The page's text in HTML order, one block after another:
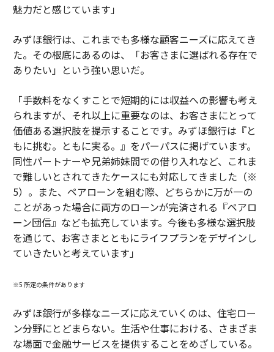
魅力だと感じています」
みずほ銀行は、これまでも多様な顧客ニーズに応えてき
た。その根底にあるのは、「お客さまに選ばれる存在で
ありたい」という強い思いだ。
「手数料をなくすことで短期的には収益への影響も考え
られますが、それ以上に重要なのは、お客さまにとって
価値ある選択肢を提示することです。みずほ銀行は『と
もに挑む。ともに実る。』をパーパスに掲げています。
同性パートナーや兄弟姉妹間での借り入れなど、これま
で難しいとされてきたケースにも対応してきました（※
5）。また、ペアローンを組む際、どちらかに万が一の
ことがあった場合に両方のローンが完済される『ペアロ
ーン団信』なども拡充しています。今後も多様な選択肢
を通じて、お客さまとともにライフプランをデザインし
ていきたいと考えています」
※5 所定の条件があります
みずほ銀行が多様なニーズに応えていくのは、住宅ロー
ン分野にとどまらない。生活や仕事における、さまざま
な場面で金融サービスを提供することをめざしている。